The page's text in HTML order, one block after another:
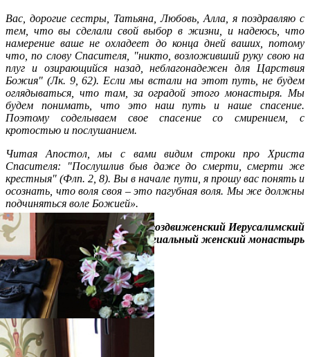
Вас, дорогие сестры, Татьяна, Любовь, Алла, я поздравляю с
тем, что вы сделали свой выбор в жизни, и надеюсь, что
намерение ваше не охладеет до конца дней ваших, потому
что, по слову Спасителя, "никто, возложивший руку свою на
плуг и озирающийся назад, неблагонадежен для Царствия
Божия" (Лк. 9, 62). Если мы встали на этот путь, не будем
оглядываться, что там, за оградой этого монастыря. Мы
будем понимать, что это наш путь и наше спасение.
Поэтому соделываем свое спасение со смирением, с
кротостью и послушанием.
Читая Апостол, мы с вами видим строки про Христа
Спасителя: "Послушлив быв даже до смерти, смерти же
крестныя" (Флп. 2, 8). Вы в начале пути, я прошу вас понять и
осознать, что воля своя – это пагубная воля. Мы же должны
подчиняться воле Божией».
Источник: Крестовоздвиженский Иерусалимский
ставропигиальный женский монастырь
Распечатать
Фото